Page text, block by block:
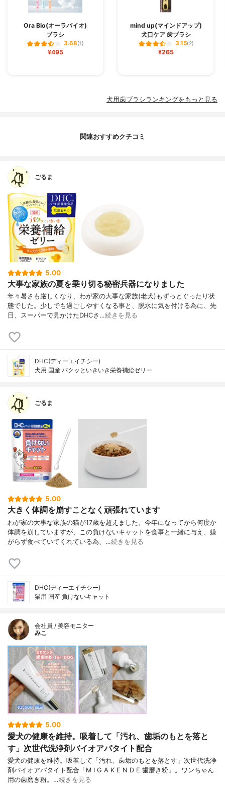
Ora Bio(オーラバイオ)
ブラシ
3.68(1)
¥495
mind up(マインドアップ)
犬口ケア 歯ブラシ
3.15(2)
¥265
犬用歯ブラシランキングをもっと見る
関連おすすめクチコミ
ごるま
5.00
大事な家族の夏を乗り切る秘密兵器になりました
年々暑さも厳しくなり、わが家の大事な家族(老犬)もずっとぐったり状
態でした。少しでも過ごしやすくなる事と、脱水に気を付ける為に、先
日、スーパーで見かけたDHCさ…続きを見る
DHC(ディーエイチシー)
犬用 国産 パクッといきいき栄養補給ゼリー
ごるま
5.00
大きく体調を崩すことなく頑張れています
わが家の大事な家族の猫が17歳を超えました。今年になってから何度か
体調を崩していますが、この負けないキャットを食事と一緒に与え、嫌
がらず食べていてくれている為、…続きを見る
DHC(ディーエイチシー)
猫用 国産 負けないキャット
会社員 / 美容モニター
みこ
5.00
愛犬の健康を維持。吸着して「汚れ、歯垢のもとを落と
す」次世代洗浄剤バイオアパタイト配合
愛犬の健康を維持。吸着して「汚れ、歯垢のもとを落とす」次世代洗浄
剤バイオアパタイト配合「M I G A K E N D E 歯磨き粉」。ワンちゃん
用の歯磨き粉。…続きを見る